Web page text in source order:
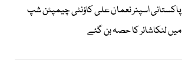
پاکستانی اسپنر نعمان علی کاؤنٹی چیمپئن شپ
میں لنکاشائر کا حصہ بن گئے